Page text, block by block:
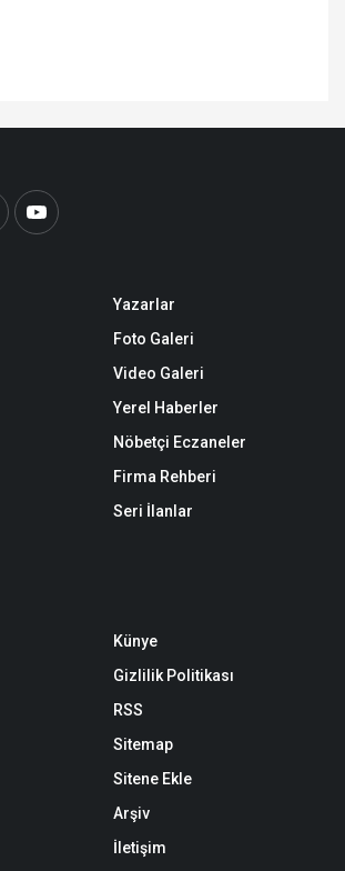
Yazarlar
Foto Galeri
Video Galeri
Yerel Haberler
Nöbetçi Eczaneler
Firma Rehberi
Seri İlanlar
Künye
Gizlilik Politikası
RSS
Sitemap
Sitene Ekle
Arşiv
İletişim